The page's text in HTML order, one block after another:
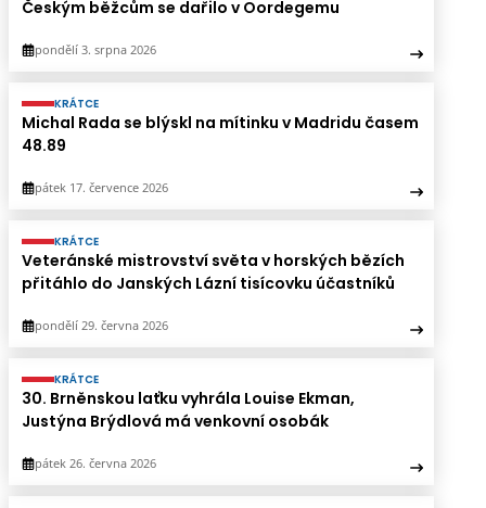
Českým běžcům se dařilo v Oordegemu
pondělí 3. srpna 2026
KRÁTCE
Michal Rada se blýskl na mítinku v Madridu časem
48.89
pátek 17. července 2026
KRÁTCE
Veteránské mistrovství světa v horských bězích
přitáhlo do Janských Lázní tisícovku účastníků
pondělí 29. června 2026
KRÁTCE
30. Brněnskou laťku vyhrála Louise Ekman,
Justýna Brýdlová má venkovní osobák
pátek 26. června 2026